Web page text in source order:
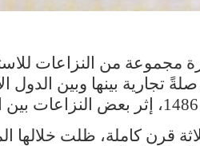
من النزاعات
تجارية بينها وبين الدول
تشييدها ثانية، إلا خلال القرن 18، ثلاثة قرن